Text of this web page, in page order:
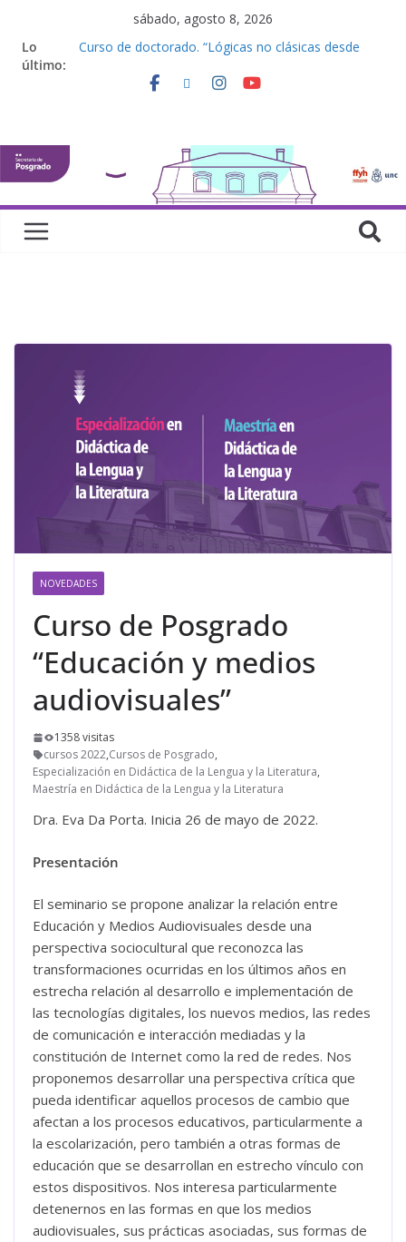
sábado, agosto 8, 2026
Lo
último:
Curso de doctorado. “Lógicas no clásicas desde
Seminario de posgrado. “Debates Actuales en
Curso de doctorado “Mirar, juzgar, sentir”
Defensas de Tesis y Trabajos Finales | Agosto
NOVEDADES
Curso de Posgrado
“Educación y medios
audiovisuales”
1358 visitas
cursos 2022,Cursos de Posgrado,
Especialización en Didáctica de la Lengua y la Literatura,
Maestría en Didáctica de la Lengua y la Literatura
Dra. Eva Da Porta. Inicia 26 de mayo de 2022.
Presentación
El seminario se propone analizar la relación entre
Educación y Medios Audiovisuales desde una
perspectiva sociocultural que reconozca las
transformaciones ocurridas en los últimos años en
estrecha relación al desarrollo e implementación de
las tecnologías digitales, los nuevos medios, las redes
de comunicación e interacción mediadas y la
constitución de Internet como la red de redes. Nos
proponemos desarrollar una perspectiva crítica que
pueda identificar aquellos procesos de cambio que
afectan a los procesos educativos, particularmente a
la escolarización, pero también a otras formas de
educación que se desarrollan en estrecho vínculo con
estos dispositivos. Nos interesa particularmente
detenernos en las formas en que los medios
audiovisuales, sus prácticas asociadas, sus formas de